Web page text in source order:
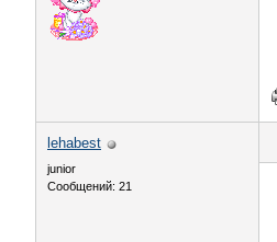
lehabest
junior
Сообщений: 21